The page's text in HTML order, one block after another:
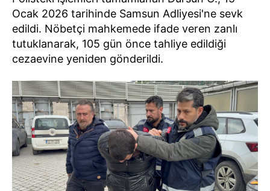
Ocak 2026 tarihinde Samsun Adliyesi'ne sevk
edildi. Nöbetçi mahkemede ifade veren zanlı
tutuklanarak, 105 gün önce tahliye edildiği
cezaevine yeniden gönderildi.